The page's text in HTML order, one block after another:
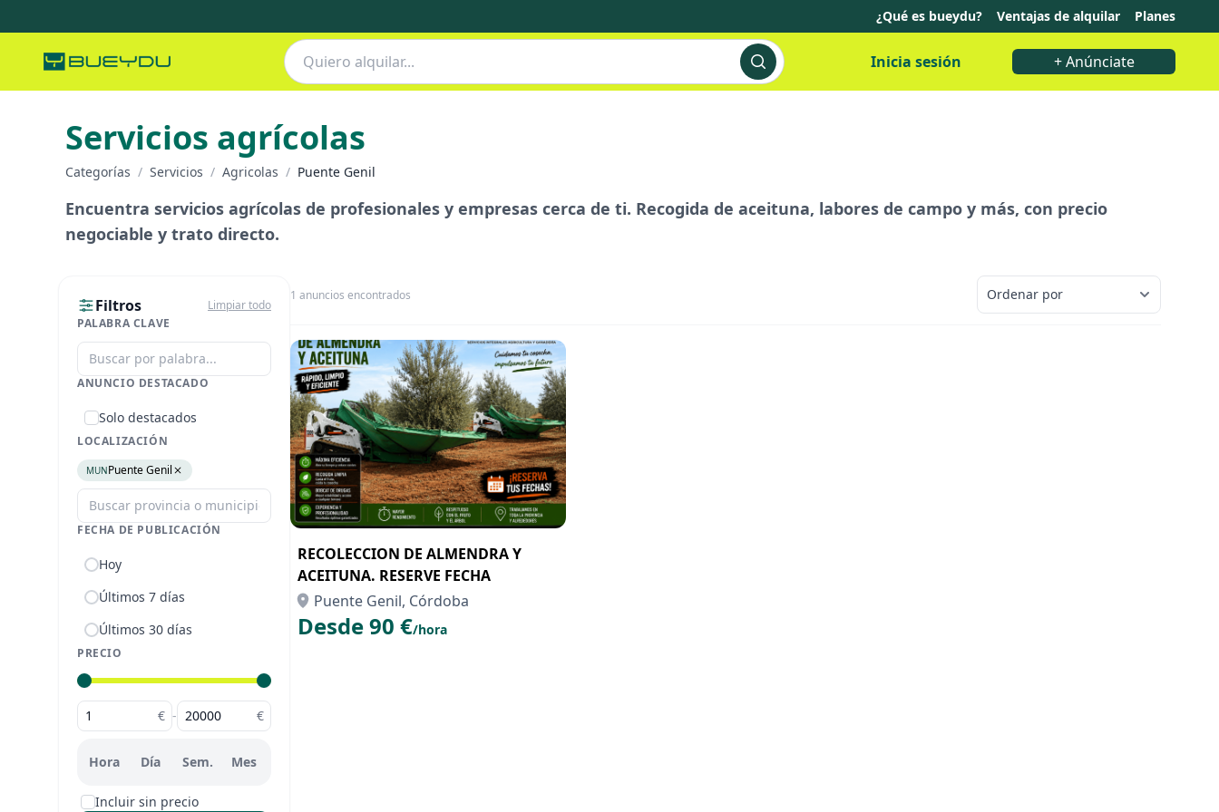
¿Qué es bueydu? Ventajas de alquilar Planes
Inicia sesión + Anúnciate
Servicios agrícolas
Categorías / Servicios / Agricolas / Puente Genil
Encuentra servicios agrícolas de profesionales y empresas cerca de ti. Recogida de aceituna, labores de campo y más, con precio
negociable y trato directo.
Filtros
Limpiar todo
PALABRA CLAVE
ANUNCIO DESTACADO
Solo destacados
LOCALIZACIÓN
MUNPuente Genil
FECHA DE PUBLICACIÓN
Hoy
Últimos 7 días
Últimos 30 días
PRECIO
€ - €
Hora Día Sem. Mes
Incluir sin precio
1 anuncios encontrados
RECOLECCION DE ALMENDRA Y
ACEITUNA. RESERVE FECHA
Puente Genil, Córdoba
Desde 90 €/hora